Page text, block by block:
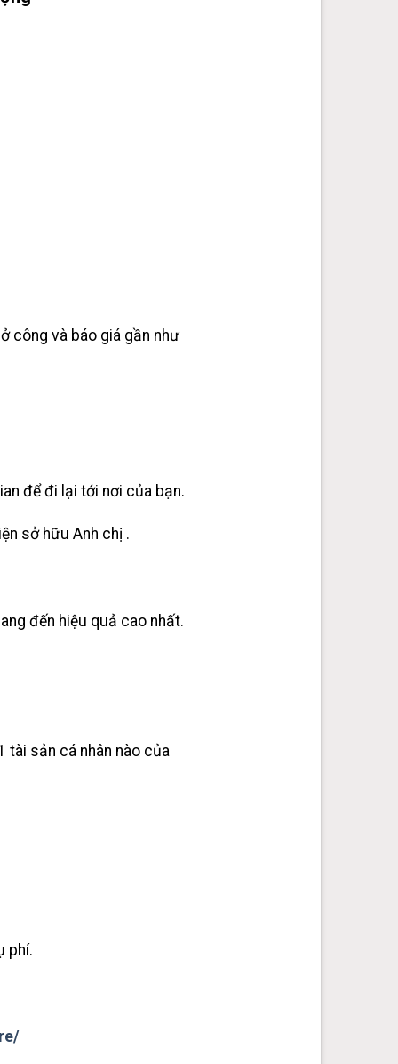
công và báo giá gần như
để đi lại tới nơi của bạn.
sở hữu Anh chị .
đến hiệu quả cao nhất.
tài sản cá nhân nào của
phí.